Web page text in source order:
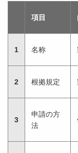
項目
1 名称
2 根拠規定
3
申請の方
法